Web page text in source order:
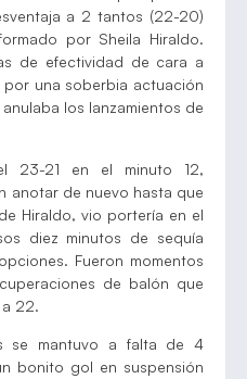
a 2 tantos (22-20)
por Sheila Hiraldo.
de efectividad de cara a
una soberbia actuación
los lanzamientos de
23-21 en el minuto 12,
anotar de nuevo hasta que
Hiraldo, vio portería en el
diez minutos de sequía
Fueron momentos
de balón que
22.
se mantuvo a falta de 4
bonito gol en suspensión